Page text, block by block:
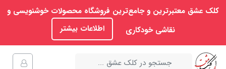
کلک عشق معتبرترین و جامع‌ترین فروشگاه محصولات خوشنویسی و
نقاشی خودکاری
اطلاعات بیشتر